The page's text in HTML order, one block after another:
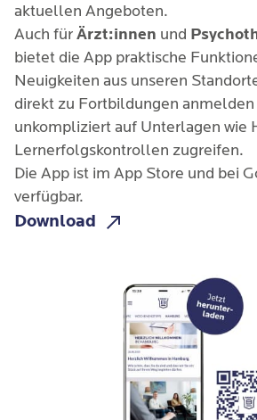
aktuellen Angeboten.
Auch fürÄrzt:innen und
bietet die App praktische
Neuigkeiten aus unseren
direkt zu Fortbildungen anmelden
unkompliziert auf Unterlagen wie
Lernerfolgskontrollen zugreifen.
Die App ist im App Store und bei
verfügbar.
Download